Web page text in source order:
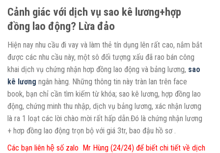
Cảnh giác với dịch vụ sao kê lương+hợp
đồng lao động? Lừa đảo
Hiện nay nhu cầu đi vay và làm thẻ tín dụng lên rất cao, nắm bắt
được các nhu cầu này, một sô đối tượng xấu đã rao bán công
khai dịch vụ chứng nhận hơp đồng lao động và bảng lương, sao
kê lương ngân hàng. Những thông tin này tràn lan trên face
book, bạn chỉ cần tìm kiếm từ khóa; sao kê lương, hợp đồng lao
động, chứng minh thu nhập, dịch vụ bảng lương, xác nhận lương
là ra 1 loạt các lời chào mời rất hấp dẫn.Đó là chứng nhận lương
+ hơp đồng lao động trọn bộ với giá 3tr, bao đậu hồ sơ .
Các bạn liên hệ số zalo Mr Hùng (24/24) để biết chi tiết về dịch